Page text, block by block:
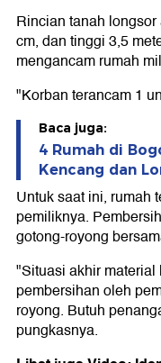
Rincian tanah
cm, dan tinggi 3,5
mengancam rumah
"Korban terancam 1
Baca juga:
4 Rumah di
Kencang dan
Untuk saat ini, rumah
pemiliknya.
gotong-royong
"Situasi akhir
pembersihan oleh
royong. Butuh
pungkasnya.